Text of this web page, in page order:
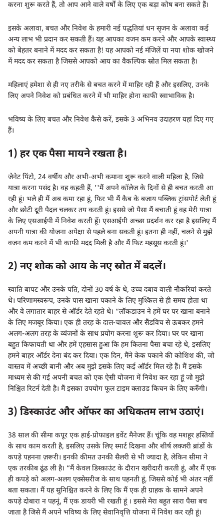
करना शुरू करते हैं, तो आप आने वाले वर्षों के लिए एक बड़ा कोष बना सकते हैं।
इसके अलावा, बचत और निवेश के हमारी नई पद्धतियां धन सृजन के अलावा कई
अन्य लाभ भी प्रदान कर सकती हैं। यह आपका वजन कम करने और आपके स्वास्थ्य
को बेहतर बनाने में मदद कर सकता है! यह आपको नई मंजिलें या नया शोक खोजने
में मदद कर सकता है जिससे आपको आय का वैकल्पिक स्रोत मिल सकता है।
महिलाएं हमेशा से ही नए तरीके से बचत करने में माहिर रही हैं और इसलिए, उनके
लिए अपने निवेश को प्रबंधित करने में भी माहिर होना काफी स्वाभाविक है।
भविष्य के लिए बचत और निवेश कैसे करें, इसके 3 अभिनव उदाहरण यहां दिए गए
हैं।
1) हर एक पैसा मायने रखता है।
जेनेट पिंटो, 24 वर्षीय और अभी-अभी कमाना शुरू करने वाली महिला है, जिसे
यात्रा करना पसंद है। वह कहती हैं, ''मैं अपने कॉलेज के दिनों से ही बचत करती आ
रही हूं। भले ही मैं अब कमा रहा हूं, फिर भी मैं कैब के बजाय पब्लिक ट्रांसपोर्ट लेती हूं
और छोटी दूरी पैदल चलकर तय करती हूं। इससे जो पैसा मैं बचाती हूं वह मेरी यात्रा
के लिए एसआईपी में निवेश करती हूँ। एसआईपी अच्छा प्रदर्शन कर रहा है इसलिए मैं
अपनी यात्रा की योजना अपेक्षा से पहले बना सकती हूं। इतना ही नहीं, चलने से मुझे
वजन कम करने में भी काफी मदद मिली है और मैं फिट महसूस करती हूं।'
2) नए शोक को आय के नए स्रोत में बदलें।
स्वाति बापट और उनके पति, दोनों 30 वर्ष के थे, उच्च दबाव वाली नौकरियां करते
थे। परिणामस्वरूप, उनके पास खाना पकाने के लिए मुश्किल से ही समय होता था
और वे लगातार बाहर से ऑर्डर देते रहते थे। “लॉकडाउन ने हमें घर पर खाना बनाने
के लिए मजबूर किया। एक ही तरह के दाल-चावल और सैंडविच से ऊबकर हमने
अलग-अलग तरह के व्यंजनों के साथ प्रयोग करना शुरू कर दिया। घर पर खाना
बहुत किफायती था और हमें एहसास हुआ कि हम कितना पैसा बचा रहे थे, इसलिए
हमने बाहर ऑर्डर देना बंद कर दिया। एक दिन, मैंने केक पकाने की कोशिश की, जो
वास्तव में अच्छी बानी और अब मुझे इसके लिए कई ऑर्डर मिल रहे हैं। मैं इसके
माध्यम से की गई अपनी बचत को एक ऐसी योजना में निवेश कर रहा हूं जो मुझे
निश्चित रिटर्न देती है। मैं इसका उपयोग फूल टाइम क्लाउड किचन के लिए करुँगी।
3) डिस्काउंट और ऑफर का अधिकतम लाभ उठाएं।
38 साल की सीमा कपूर एक हाई-प्रोफाइल इवेंट मैनेजर हैं। चूंकि वह मशहूर हस्तियों
के साथ काम करती है, इसलिए उसके लिए स्मार्ट दिखना और शीर्ष लक्जरी ब्रांडों के
कपड़े पहनना ज़रूरी। इनकी कीमत उनकी सैलरी से भी ज्यादा है, लेकिन सीमा ने
एक तरकीब ढूंढ ली है। “मैं केवल डिस्काउंट के दौरान खरीदारी करती हूं, और मैं एक
ही कपड़े को अलग-अलग एक्सेसरीज के साथ पहनती हूं, जिससे कोई भी अंतर नहीं
बता सकता। मैं यह सुनिश्चित करने के लिए कि मैं एक ही ग्राहक के सामने अपने
कपड़े दोबारा न पहनूं, मैं एक डायरी भी रखती हूं । इससे मेरा बहुत सारा पैसा बच
जाता है जिसे मैं अपने भविष्य के लिए सेवानिवृत्ति योजना में निवेश कर रही हूं।